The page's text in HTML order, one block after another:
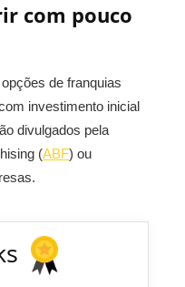
com pouco
de franquias
investimento inicial
divulgados pela
(ABF) ou